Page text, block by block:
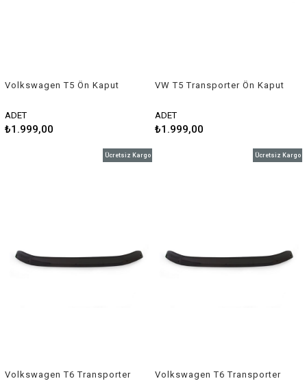
Volkswagen T5 Ön Kaput
ADET
₺1.999,00
VW T5 Transporter Ön Kaput
ADET
₺1.999,00
Volkswagen T6 Transporter
Ücretsiz Kargo
Volkswagen T6 Transporter
Ücretsiz Kargo